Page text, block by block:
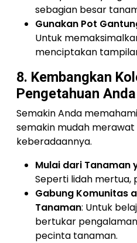
sebagian besar
Gunakan Pot
Untuk
menciptakan
8. Kembangkan
Pengetahuan Anda
Semakin Anda
semakin mudah
keberadaannya.
Mulai dari Tanaman
Seperti lidah mertua,
Gabung Komunitas
Tanaman: Untuk
bertukar
pecinta tanaman.